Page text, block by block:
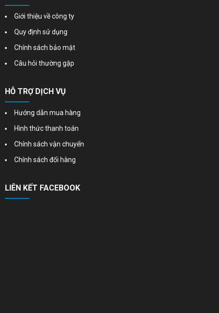
Giới thiệu về công ty
Quy định sử dụng
Chính sách bảo mật
Câu hỏi thường gặp
HỖ TRỢ DỊCH VỤ
Hướng dẫn mua hàng
Hình thức thanh toán
Chính sách vận chuyển
Chính sách đổi hàng
LIÊN KẾT FACEBOOK